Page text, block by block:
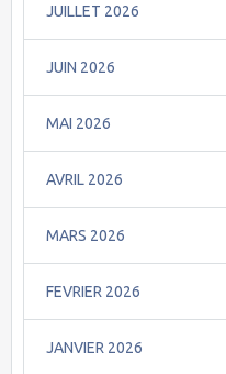
JUILLET 2026
JUIN 2026
MAI 2026
AVRIL 2026
MARS 2026
FEVRIER 2026
JANVIER 2026